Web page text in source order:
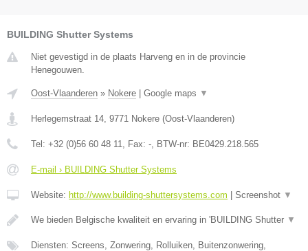
BUILDING Shutter Systems
Niet gevestigd in de plaats Harveng en in de provincie
Henegouwen.
Oost-Vlaanderen » Nokere Google maps ▼
Herlegemstraat 14 9771 Nokere (Oost-Vlaanderen)
Tel: +32 (0)56 60 48 11 , Fax: - , BTW-nr: BE0429.218.565
E-mail › BUILDING Shutter Systems
Website: http://www.building-shuttersystems.com Screenshot ▼
We bieden Belgische kwaliteit en ervaring in 'BUILDING Shutter ▼
Diensten: Screens, Zonwering, Rolluiken, Buitenzonwering,